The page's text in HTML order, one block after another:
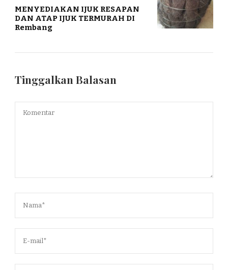
MENYEDIAKAN IJUK RESAPAN
DAN ATAP IJUK TERMURAH DI
Rembang
Tinggalkan Balasan